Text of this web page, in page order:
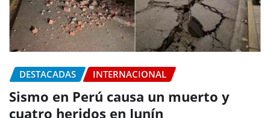
DESTACADAS INTERNACIONAL
Sismo en Perú causa un muerto y
cuatro heridos en Junín